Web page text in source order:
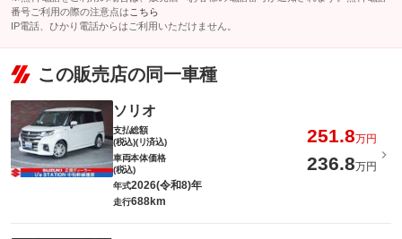
番号ご利用の際の注意点は こちら
IP電話、ひかり電話からはご利用いただけません。
この販売店の同一車種
ソリオ
支払総額
(税込)(リ済込)
251.8万円
車両本体価格
(税込)
236.8万円
年式2026(令和8)年
走行688km